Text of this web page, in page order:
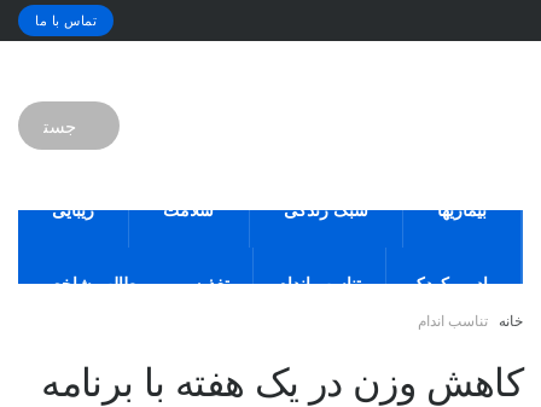
تماس با ما
بیماریها سبک زندگی سلامت زیبایی
مادر و کودک تناسب اندام تغذیه مطالب شاخص
خانه تناسب اندام
کاهش وزن در یک هفته با برنامه